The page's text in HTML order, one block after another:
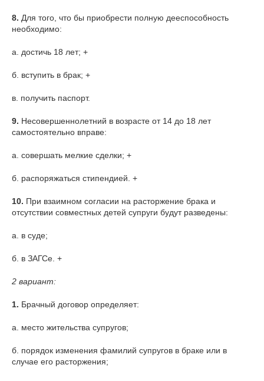
8. Для того, что бы приобрести полную дееспособность
необходимо:
а. достичь 18 лет; +
б. вступить в брак; +
в. получить паспорт.
9. Несовершеннолетний в возрасте от 14 до 18 лет
самостоятельно вправе:
а. совершать мелкие сделки; +
б. распоряжаться стипендией. +
10. При взаимном согласии на расторжение брака и
отсутствии совместных детей супруги будут разведены:
а. в суде;
б. в ЗАГСе. +
2 вариант:
1. Брачный договор определяет:
а. место жительства супругов;
б. порядок изменения фамилий супругов в браке или в
случае его расторжения;